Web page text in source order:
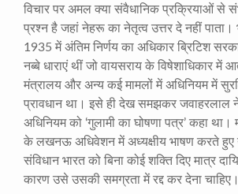
विचार पर अमल क्या संवैधानिक प्रक्रियाओं से
प्रश्न है जहां नेहरू का नेतृत्व उत्तर दे नहीं पाता।
1935 में अंतिम निर्णय का अधिकार ब्रिटिश
नब्बे धाराएं थीं जो वायसराय के विषेशाधिकार में
मंत्रालय और अन्य कई मामलों में अधिनियम में
प्रावधान था। इसे ही देख समझकर
अधिनियम को ‘गुलामी का घोषणा पत्र’ कहा
के लखनऊ अधिवेशन में अध्यक्षीय भाषण करते हुए
संविधान भारत को बिना कोई शक्ति दिए मात्र
कारण उसे उसकी समग्रता में रद्द कर देना